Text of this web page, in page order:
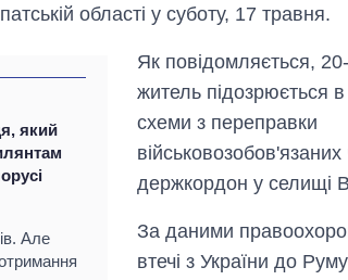
області у суботу, 17 травня.
який
Але
Як повідомляється,
житель підозрюється в
схеми з переправки
військовозобов'язаних
держкордон у селищі
За даними
втечі з України до